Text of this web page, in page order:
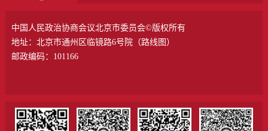
中国人民政治协商会议北京市委员会©版权所有
地址：北京市通州区临镜路6号院（路线图 ）
邮政编码：101166